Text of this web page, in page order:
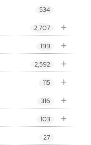
534
+
2,707
+
199
+
2,592
+
115
+
316
+
103
27